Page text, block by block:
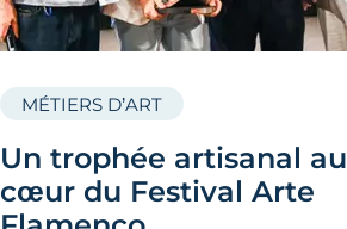
Un trophée artisanal au
cœur du Festival Arte
MÉTIERS D’ART